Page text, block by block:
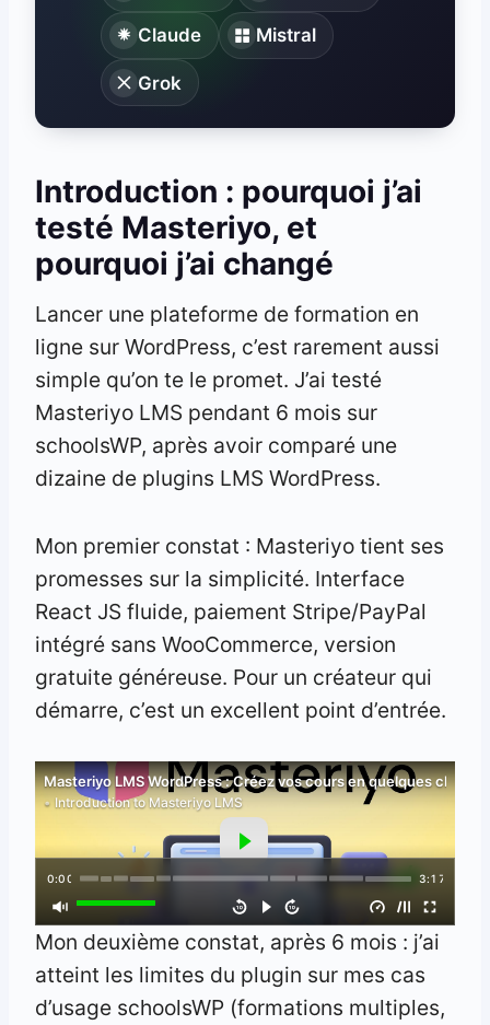
Claude Mistral
Grok
Introduction : pourquoi j’ai
testé Masteriyo, et
pourquoi j’ai changé
Lancer une plateforme de formation en
ligne sur WordPress, c’est rarement aussi
simple qu’on te le promet. J’ai testé
Masteriyo LMS pendant 6 mois sur
schoolsWP, après avoir comparé une
dizaine de plugins LMS WordPress.
Mon premier constat : Masteriyo tient ses
promesses sur la simplicité. Interface
React JS fluide, paiement Stripe/PayPal
intégré sans WooCommerce, version
gratuite généreuse. Pour un créateur qui
démarre, c’est un excellent point d’entrée.
Masteriyo LMS WordPress : Créez vos cours en quelques clics
Introduction to Masteriyo LMS
0:00 3:17
Mon deuxième constat, après 6 mois : j’ai
atteint les limites du plugin sur mes cas
d’usage schoolsWP (formations multiples,